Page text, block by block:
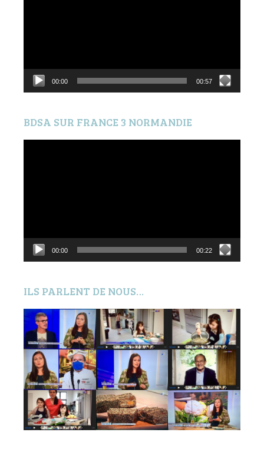
00:00 00:57
BDSA SUR FRANCE 3 NORMANDIE
00:00 00:22
ILS PARLENT DE NOUS…